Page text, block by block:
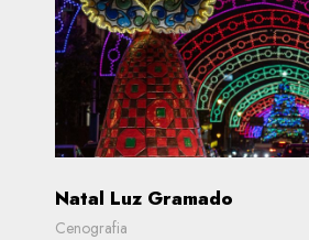
Natal Luz Gramado
Cenografia